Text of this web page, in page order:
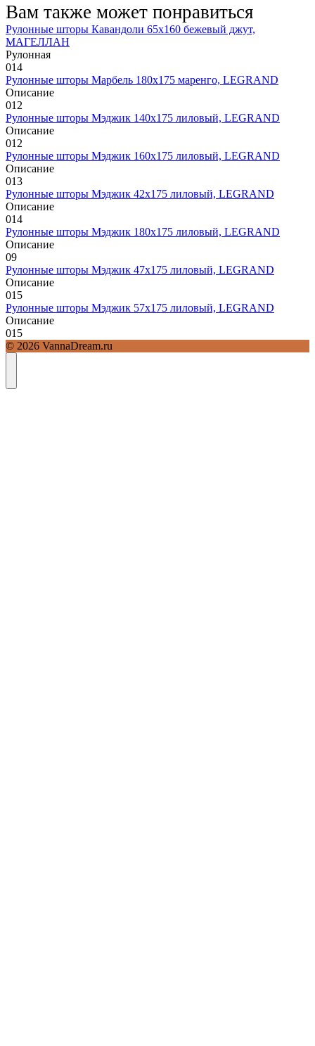
Вам также может понравиться
Рулонные шторы Кавандоли 65х160 бежевый джут,
МАГЕЛЛАН
Рулонная
014
Рулонные шторы Марбель 180х175 маренго, LEGRAND
Описание
012
Рулонные шторы Мэджик 140х175 лиловый, LEGRAND
Описание
012
Рулонные шторы Мэджик 160х175 лиловый, LEGRAND
Описание
013
Рулонные шторы Мэджик 42х175 лиловый, LEGRAND
Описание
014
Рулонные шторы Мэджик 180х175 лиловый, LEGRAND
Описание
09
Рулонные шторы Мэджик 47х175 лиловый, LEGRAND
Описание
015
Рулонные шторы Мэджик 57х175 лиловый, LEGRAND
Описание
015
© 2026 VannaDream.ru